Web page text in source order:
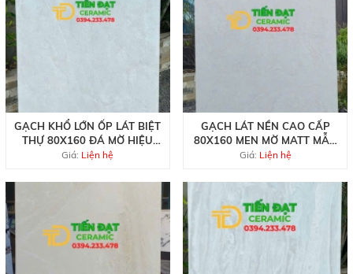
GẠCH KHỔ LỚN ỐP LÁT BIỆT
THỰ 80X160 ĐÁ MỜ HIỆU
ỨNG CARVING
Giá: Liện hệ
GẠCH LÁT NỀN CAO CẤP
80X160 MEN MỜ MATT MẪU
MỚI
Giá: Liện hệ